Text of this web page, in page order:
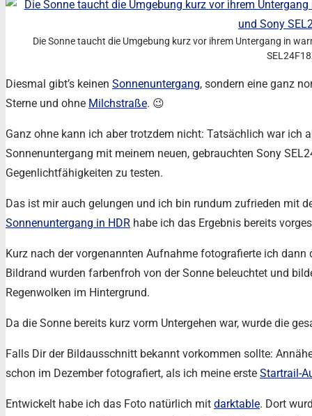
Die Sonne taucht die Umgebung kurz vor ihrem Untergang in
Diesmal gibt’s keinen Sonnenuntergang, sondern eine ganz
Sterne und ohne Milchstraße. 😉
Ganz ohne kann ich aber trotzdem nicht: Tatsächlich war ich
Sonnenuntergang mit meinem neuen, gebrauchten Sony
Gegenlichtfähigkeiten zu testen.
Das ist mir auch gelungen und ich bin rundum zufrieden mit
Sonnenuntergang in HDR habe ich das Ergebnis bereits
Kurz nach der vorgenannten Aufnahme fotografierte ich
Bildrand wurden farbenfroh von der Sonne beleuchtet und
Regenwolken im Hintergrund.
Da die Sonne bereits kurz vorm Untergehen war, wurde die
Falls Dir der Bildausschnitt bekannt vorkommen sollte:
schon im Dezember fotografiert, als ich meine erste Startrail-
Entwickelt habe ich das Foto natürlich mit darktable. Dort